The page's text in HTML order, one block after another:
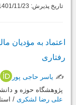
تاریخ پذیرش: 1401/11/23
اعتماد به مؤدیان
رفتاری
✍️ یاسر حاجی پور
پژوهشگاه حوزه و
علی رضا لشکری /